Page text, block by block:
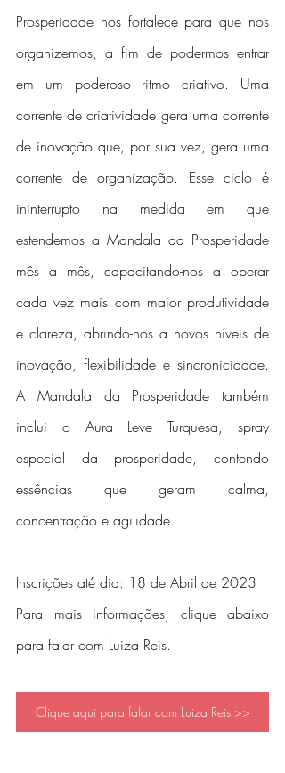
Prosperidade nos fortalece para que nos
organizemos, a fim de podermos entrar
em um poderoso ritmo criativo. Uma
corrente de criatividade gera uma corrente
de inovação que, por sua vez, gera uma
corrente de organização. Esse ciclo é
ininterrupto na medida em que
estendemos a Mandala da Prosperidade
mês a mês, capacitando-nos a operar
cada vez mais com maior produtividade
e clareza, abrindo-nos a novos níveis de
inovação, flexibilidade e sincronicidade.
A Mandala da Prosperidade também
inclui o Aura Leve Turquesa, spray
especial da prosperidade, contendo
essências que geram calma,
concentração e agilidade.
Inscrições até dia: 18 de Abril de 2023
Para mais informações, clique abaixo
para falar com Luiza Reis.
Clique aqui para falar com Luiza Reis >>